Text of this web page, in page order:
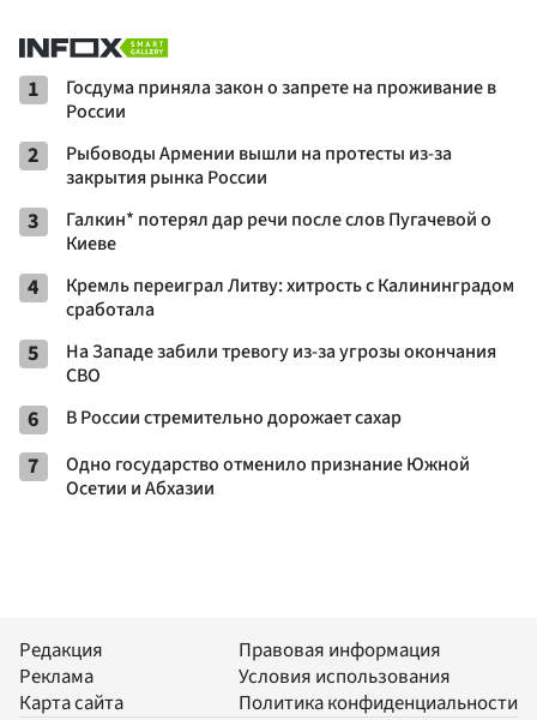
1
Госдума приняла закон о запрете на проживание в
России
2
Рыбоводы Армении вышли на протесты из-за
закрытия рынка России
3
Галкин* потерял дар речи после слов Пугачевой о
Киеве
4
Кремль переиграл Литву: хитрость с Калининградом
сработала
5
На Западе забили тревогу из-за угрозы окончания
СВО
6 В России стремительно дорожает сахар
7
Одно государство отменило признание Южной
Осетии и Абхазии
Редакция
Реклама
Карта сайта
Правовая информация
Условия использования
Политика конфиденциальности